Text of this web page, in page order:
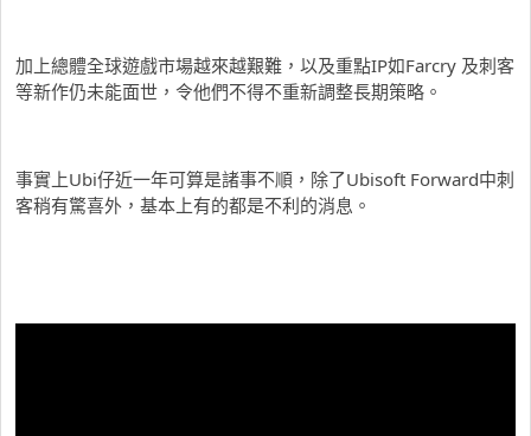
加上總體全球遊戲市場越來越艱難，以及重點IP如Farcry 及刺客
等新作仍未能面世，令他們不得不重新調整長期策略。
事實上Ubi仔近一年可算是諸事不順，除了Ubisoft Forward中刺
客稍有驚喜外，基本上有的都是不利的消息。